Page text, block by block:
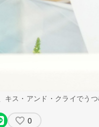
ス・アンド・クライでう
0